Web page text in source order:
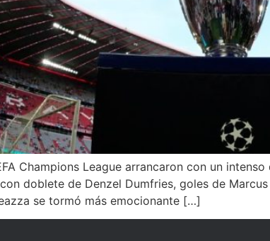
Champions League arrancaron con un
doblete de Denzel Dumfries, goles de
se tormó más emocionante […]